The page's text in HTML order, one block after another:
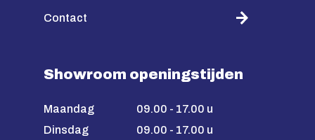
Contact
Showroom openingstijden
Maandag
09.00 - 17.00 u
Dinsdag
09.00 - 17.00 u